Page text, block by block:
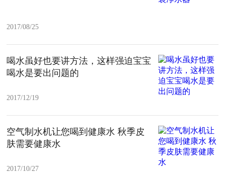
2017/08/25
喝水虽好也要讲方法，这样强迫宝宝
喝水是要出问题的
2017/12/19
空气制水机让您喝到健康水 秋季皮
肤需要健康水
2017/10/27